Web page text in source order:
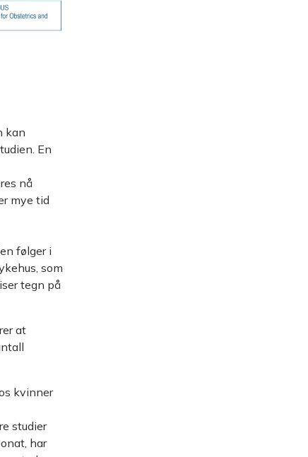
kan
En
nå
mye tid
følger i
som
tegn på
at
kvinner
studier
har